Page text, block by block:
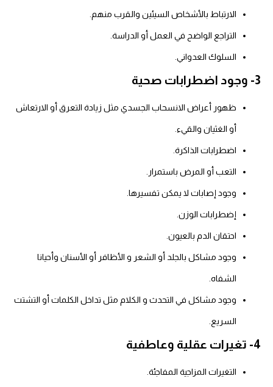
الارتباط بالأشخاص السيئين والقرب منهم.
التراجع الواضح في العمل أو الدراسة.
السلوك العدواني.
3- وجود اضطرابات صحية
ظهور أعراض الانسحاب الجسدي مثل زيادة التعرق أو الارتعاش
أو الغثيان والقيء.
اضطرابات الذاكرة.
التعب أو المرض باستمرار.
وجود إصابات لا يمكن تفسيرها.
إضطرابات الوزن.
احتقان الدم بالعيون.
وجود مشاكل بالجلد أو الشعر و الأظافر أو الأسنان وأحيانا
الشفاه.
وجود مشاكل في التحدث و الكلام مثل تداخل الكلمات أو التشتت
السريع.
4- تغيرات عقلية وعاطفية
التغيرات المزاجية المفاجئة.